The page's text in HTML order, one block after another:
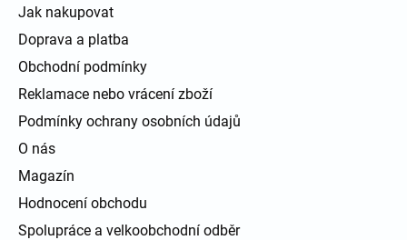
Jak nakupovat
Doprava a platba
Obchodní podmínky
Reklamace nebo vrácení zboží
Podmínky ochrany osobních údajů
O nás
Magazín
Hodnocení obchodu
Spolupráce a velkoobchodní odběr